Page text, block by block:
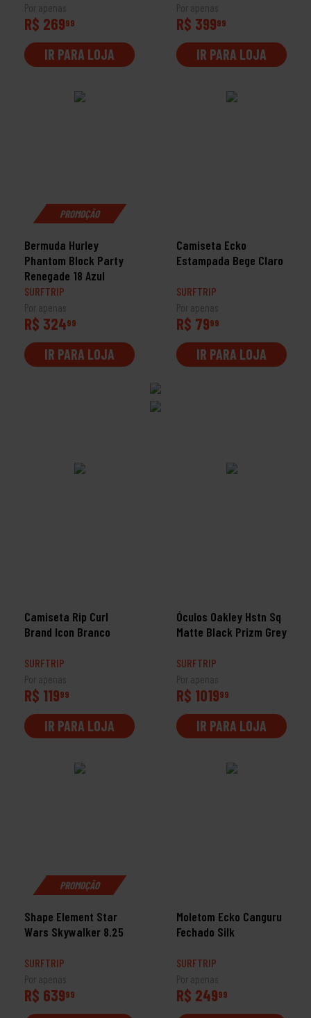
Por apenas
R$ 26999
IR PARA LOJA
Por apenas
R$ 39999
IR PARA LOJA
PROMOÇÃO
Bermuda Hurley
Phantom Block Party
Renegade 18 Azul
SURFTRIP
Por apenas
R$ 32499
IR PARA LOJA
Camiseta Ecko
Estampada Bege Claro
SURFTRIP
Por apenas
R$ 7999
IR PARA LOJA
Camiseta Rip Curl
Brand Icon Branco
SURFTRIP
Por apenas
R$ 11999
IR PARA LOJA
Óculos Oakley Hstn Sq
Matte Black Prizm Grey
SURFTRIP
Por apenas
R$ 101999
IR PARA LOJA
PROMOÇÃO
Shape Element Star
Wars Skywalker 8.25
SURFTRIP
Por apenas
R$ 63999
Moletom Ecko Canguru
Fechado Silk
SURFTRIP
Por apenas
R$ 24999